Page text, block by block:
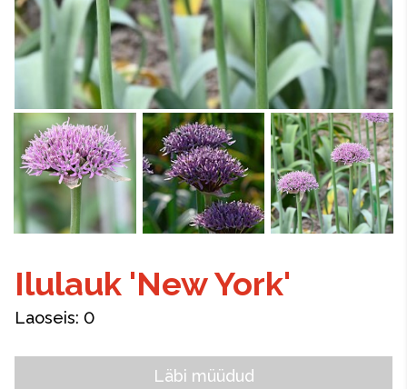
Ilulauk 'New York'
Laoseis: 0
Läbi müüdud